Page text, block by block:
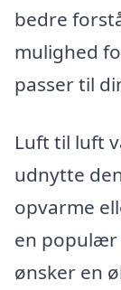
bedre
mulighed
passer til
Luft til luft
udnytte
opvarme
en populær
ønsker en